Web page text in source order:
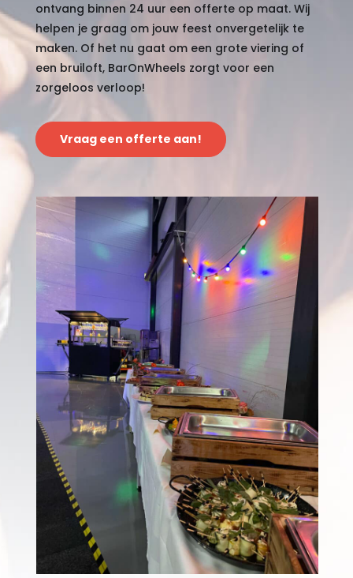
ontvang binnen 24 uur een offerte op maat. Wij
helpen je graag om jouw feest onvergetelijk te
maken. Of het nu gaat om een grote viering of
een bruiloft, BarOnWheels zorgt voor een
zorgeloos verloop!
Vraag een offerte aan!